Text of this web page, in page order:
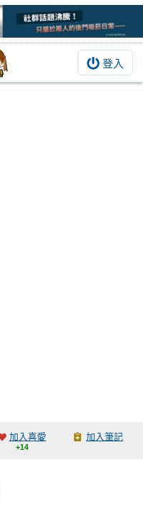
登入
加入喜愛
+14
加入筆記